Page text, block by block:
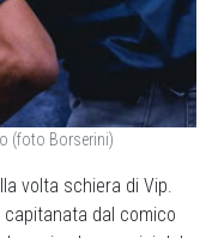
(foto Borserini)
volta schiera di Vip.
capitanata dal comico